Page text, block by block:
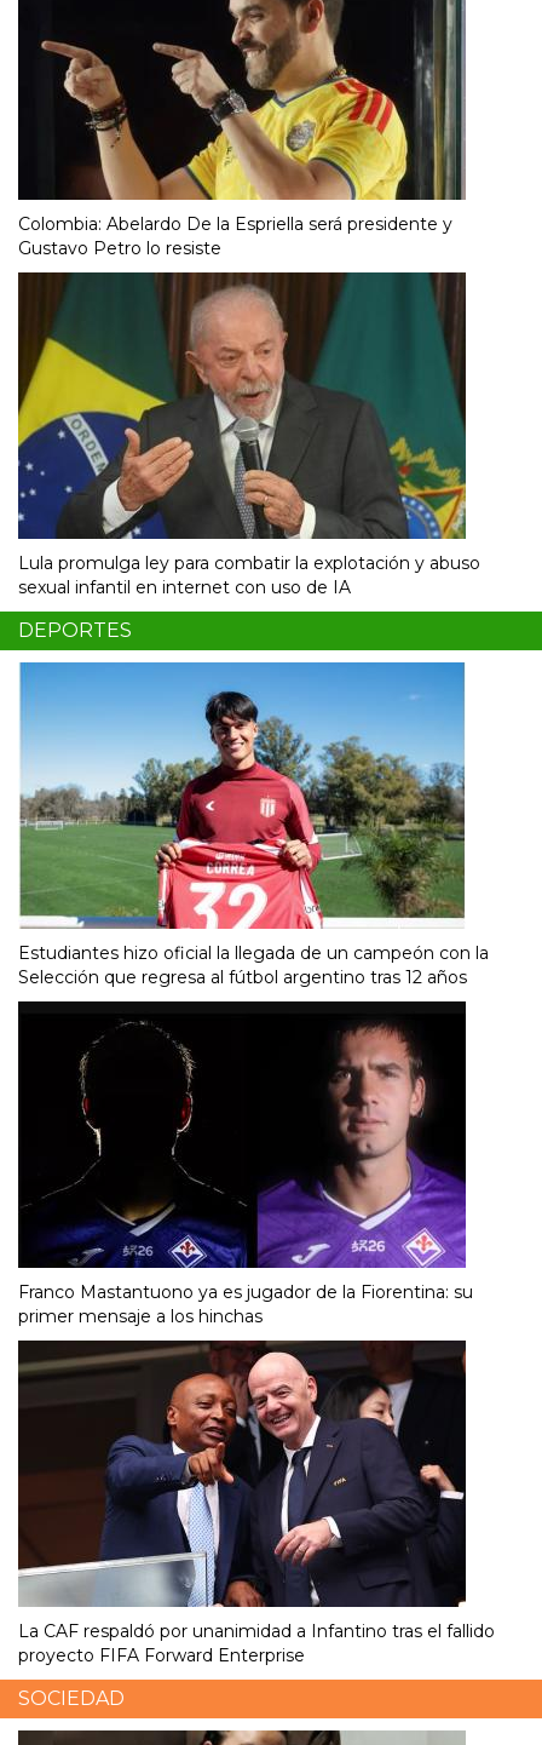
Colombia: Abelardo De la Espriella será presidente y
Gustavo Petro lo resiste
Lula promulga ley para combatir la explotación y abuso
sexual infantil en internet con uso de IA
DEPORTES
Estudiantes hizo oficial la llegada de un campeón con la
Selección que regresa al fútbol argentino tras 12 años
Franco Mastantuono ya es jugador de la Fiorentina: su
primer mensaje a los hinchas
La CAF respaldó por unanimidad a Infantino tras el fallido
proyecto FIFA Forward Enterprise
SOCIEDAD